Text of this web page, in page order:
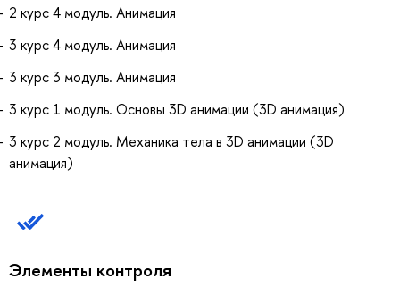
2 курс 4 модуль. Анимация
3 курс 4 модуль. Анимация
3 курс 3 модуль. Анимация
3 курс 1 модуль. Основы 3D анимации (3D анимация)
3 курс 2 модуль. Механика тела в 3D анимации (3D
анимация)
Элементы контроля